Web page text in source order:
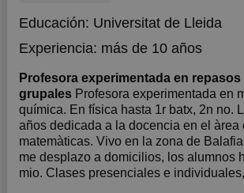
Educación: Universitat de Lleida
Experiencia: más de 10 años
Profesora experimentada en
grupales Profesora experimentada en
química. En física hasta 1r batx, 2n no.
años dedicada a la docencia en el àrea
matemàticas. Vivo en la zona de
me desplazo a domicilios, los alumnos
mio. Clases presenciales e